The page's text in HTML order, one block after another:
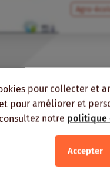
pour collecter et
pour améliorer et
notre politique
Accepter
Agro-